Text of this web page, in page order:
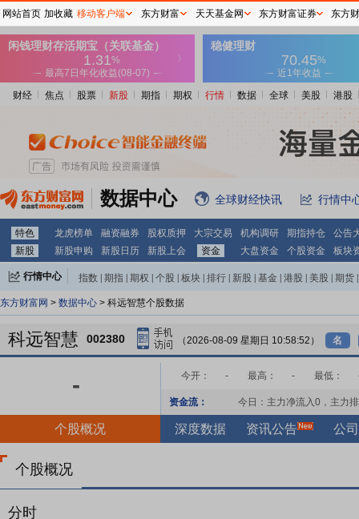
财经 焦点 股票 新股 期指 期权 行情 数据 全球 美股 港股
数据中心 全球财经快讯 行情中
特色 龙虎榜单 融资融券 股权质押 大宗交易 机构调研 期指持仓
公告
新股
新股申购 新股日历 新股上会 资金 大盘资金 个股资金 板块
行情中心 指数 期指 期权 个股 板块 排行 新股 基金 港股 美股 期货
东方财富网 > 数据中心 > 科远智慧个股数据
科远智慧 002380 （2026-08-09 星期日 10:58:52） 名
- 今开： - 最高： - 最低：
资金流： 今日：主力净流入0 ，主力
个股概况 深度数据 资讯公告 公
个股概况
分时
网站首页 加收藏 移动客户端 东方财富 天天基金网 东方财富证券 东方